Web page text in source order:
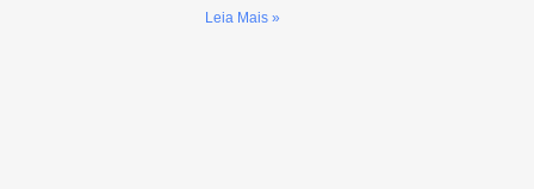
Leia Mais »